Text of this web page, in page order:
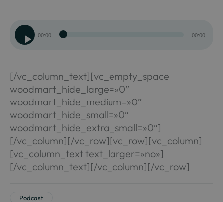
Reproductor
de
00:00 00:00
[/vc_column_text][vc_empty_space
woodmart_hide_large=»0″
woodmart_hide_medium=»0″
woodmart_hide_small=»0″
woodmart_hide_extra_small=»0″]
[/vc_column][/vc_row][vc_row][vc_column]
[vc_column_text text_larger=»no»]
[/vc_column_text][/vc_column][/vc_row]
Podcast